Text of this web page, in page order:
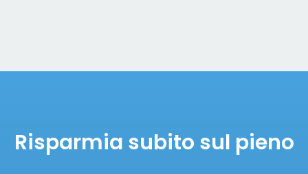
Risparmia subito sul pieno